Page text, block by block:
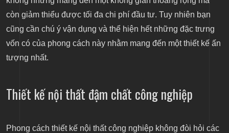
còn giảm thiểu được tối đa chi phí đầu tư. Tuy nhiên bạn
cũng cần chú ý vận dụng và thể hiện hết những đặc trưng
vốn có của phong cách này nhằm mang đến một thiết kế ấn
tượng nhất.
Thiết kế nội thất đậm chất công nghiệp
Phong cách thiết kế nội thất công nghiệp không đòi hỏi các